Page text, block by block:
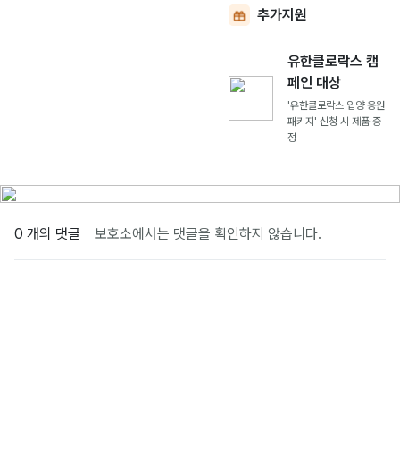
추가지원
유한클로락스 캠
페인 대상
'유한클로락스 입양 응원
패키지' 신청 시 제품 증
정
0 개의 댓글 보호소에서는 댓글을 확인하지 않습니다.